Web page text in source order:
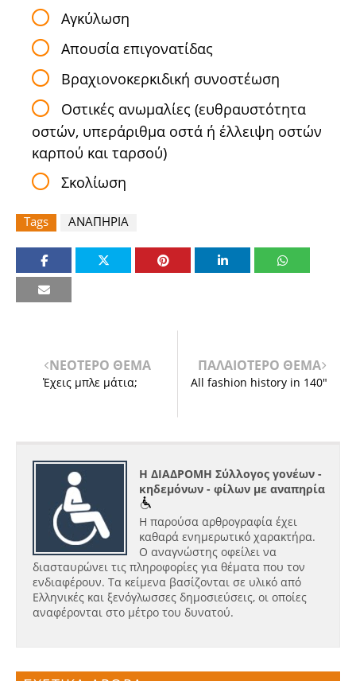
Αγκύλωση
Απουσία επιγονατίδας
Βραχιονοκερκιδική συνοστέωση
Οστικές ανωμαλίες (ευθραυστότητα
οστών, υπεράριθμα οστά ή έλλειψη οστών
καρπού και ταρσού)
Σκολίωση
Tags ΑΝΑΠΗΡΙΑ
ΝΕΟΤΕΡΟ ΘΕΜΑ
Έχεις μπλε μάτια;
ΠΑΛΑΙΟΤΕΡΟ ΘΕΜΑ
All fashion history in 140"
Η ΔΙΑΔΡΟΜΗ Σύλλογος γονέων -
κηδεμόνων - φίλων με αναπηρία
Η παρούσα αρθρογραφία έχει
καθαρά ενημερωτικό χαρακτήρα.
Ο αναγνώστης οφείλει να
διασταυρώνει τις πληροφορίες για θέματα που τον
ενδιαφέρουν. Τα κείμενα βασίζονται σε υλικό από
Ελληνικές και ξενόγλωσσες δημοσιεύσεις, οι οποίες
αναφέρονται στο μέτρο του δυνατού.